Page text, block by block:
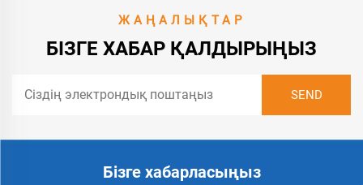
ЖАҢАЛЫҚТАР
БІЗГЕ ХАБАР ҚАЛДЫРЫҢЫЗ
Бізге хабарласыңыз